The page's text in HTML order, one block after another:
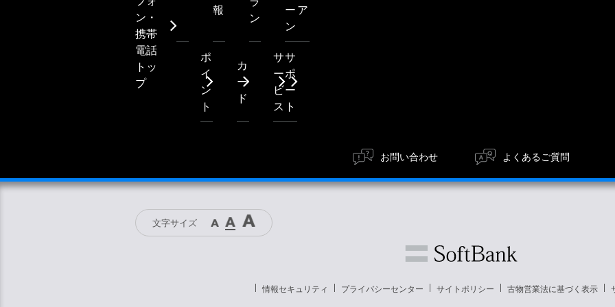
ン・
携帯
電話
トッ
プ
報
ン
ー
ン
ア
ポ
イ
ン
ト
カ
ー
ド
サ
ー
ビ
ス
サ
ポ
ー
ト
お問い合わせ よくあるご質問
文字サイズ
情報セキュリティ プライバシーセンター サイトポリシー 古物営業法に基づく表示